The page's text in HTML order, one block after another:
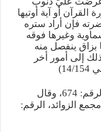
أو آية أوتيها
فإن أراد ستره
وغيرها فوقه
بزاق ينفصل منه
إلى أمور أخر
المعجم الكبير للطبراني، الرقم: 674، وقال
الزوائد، الرقم: